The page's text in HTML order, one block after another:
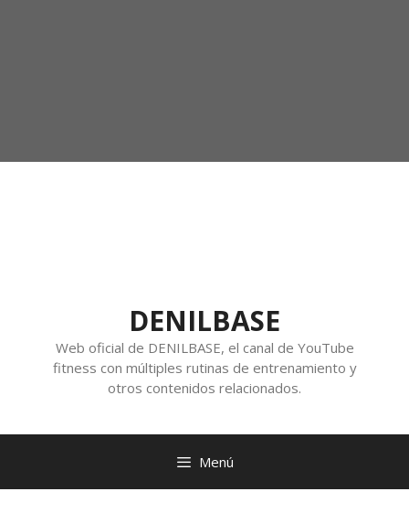
DENILBASE
Web oficial de DENILBASE, el canal de YouTube
fitness con múltiples rutinas de entrenamiento y
otros contenidos relacionados.
Menú